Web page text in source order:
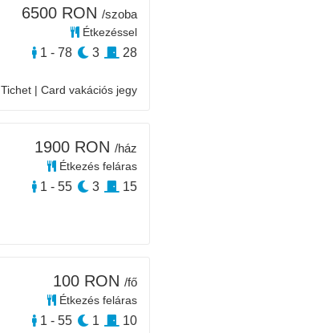
Tichet | Card vakációs jegy
6500 RON /szoba
Étkezéssel
1 - 78 3 28
1900 RON /ház
Étkezés feláras
1 - 55 3 15
100 RON /fő
Étkezés feláras
1 - 55 1 10